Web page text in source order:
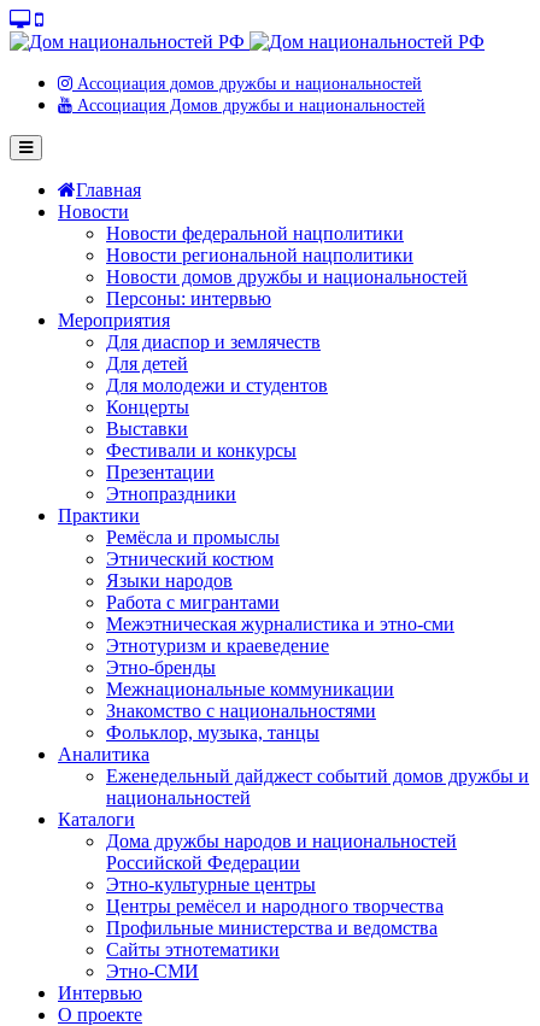
Ассоциация домов дружбы и национальностей
Ассоциация Домов дружбы и национальностей
Главная
Новости
Новости федеральной нацполитики
Новости региональной нацполитики
Новости домов дружбы и национальностей
Персоны: интервью
Мероприятия
Для диаспор и землячеств
Для детей
Для молодежи и студентов
Концерты
Выставки
Фестивали и конкурсы
Презентации
Этнопраздники
Практики
Ремёсла и промыслы
Этнический костюм
Языки народов
Работа с мигрантами
Межэтническая журналистика и этно-сми
Этнотуризм и краеведение
Этно-бренды
Межнациональные коммуникации
Знакомство с национальностями
Фольклор, музыка, танцы
Аналитика
Еженедельный дайджест событий домов дружбы и
национальностей
Каталоги
Дома дружбы народов и национальностей
Российской Федерации
Этно-культурные центры
Центры ремёсел и народного творчества
Профильные министерства и ведомства
Сайты этнотематики
Этно-СМИ
Интервью
О проекте